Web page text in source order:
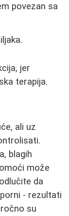
povezan sa
jer
terapija.
ali uz
blagih
može
da
- rezultati
su